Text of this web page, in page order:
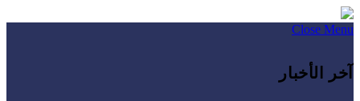
Close Menu
آخر الأخبار